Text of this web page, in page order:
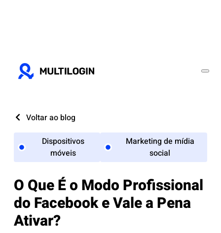
Voltar ao blog
Dispositivos
móveis
Marketing de mídia
social
O Que É o Modo Profissional
do Facebook e Vale a Pena
Ativar?